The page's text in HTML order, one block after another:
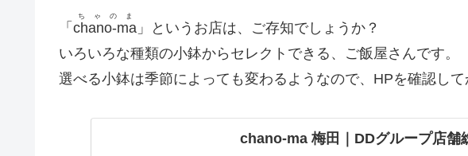
「 chano-ma
ちゃのま
」というお店は、ご存知でしょうか？
いろいろな種類の小鉢からセレクトできる、ご飯屋さんです。
選べる小鉢は季節によっても変わるようなので、HPを確認して
chano-ma 梅田｜DDグループ店舗